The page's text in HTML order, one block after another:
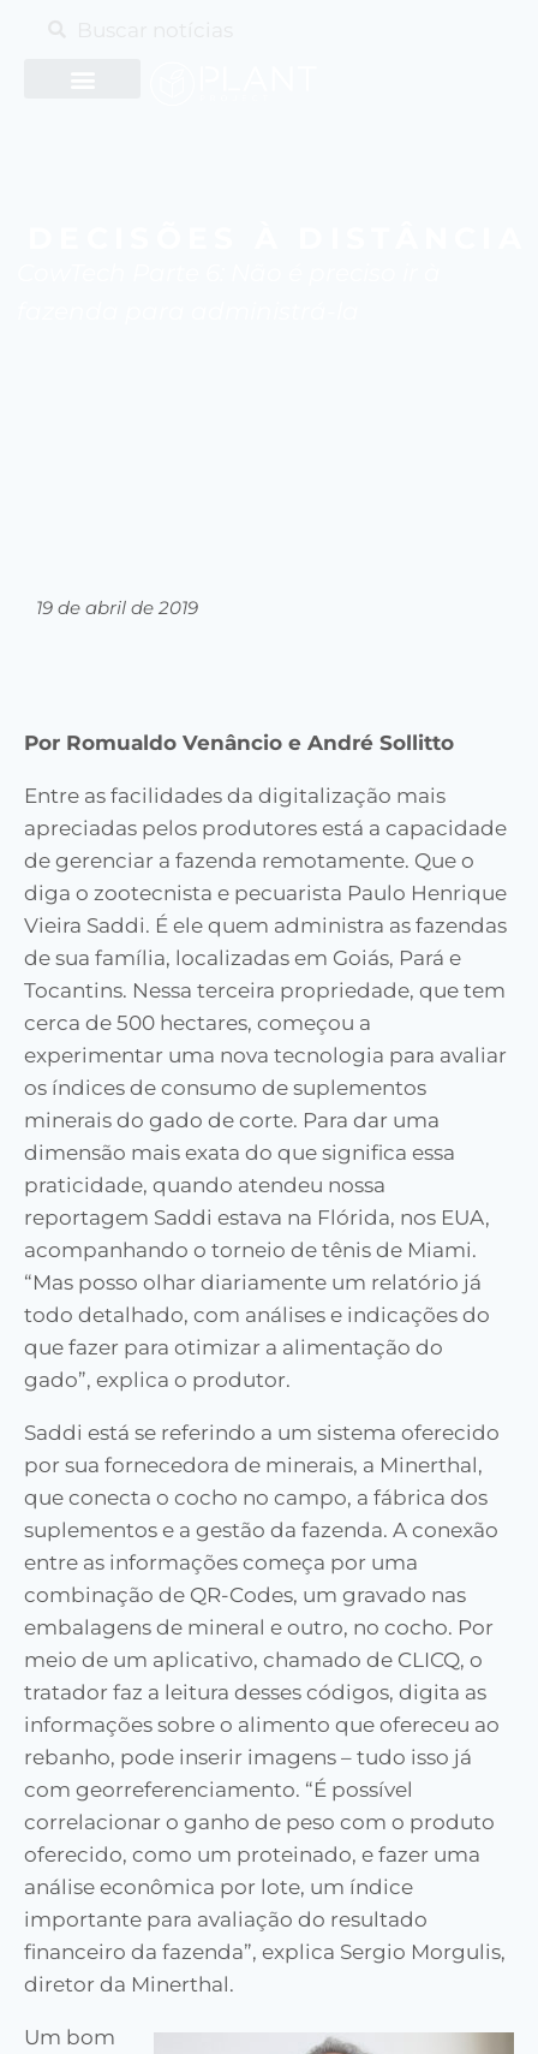
19 de abril de 2019
Por Romualdo Venâncio e André Sollitto
Entre as facilidades da digitalização mais
apreciadas pelos produtores está a capacidade
de gerenciar a fazenda remotamente. Que o
diga o zootecnista e pecuarista Paulo Henrique
Vieira Saddi. É ele quem administra as fazendas
de sua família, localizadas em Goiás, Pará e
Tocantins. Nessa terceira propriedade, que tem
cerca de 500 hectares, começou a
experimentar uma nova tecnologia para avaliar
os índices de consumo de suplementos
minerais do gado de corte. Para dar uma
dimensão mais exata do que significa essa
praticidade, quando atendeu nossa
reportagem Saddi estava na Flórida, nos EUA,
acompanhando o torneio de tênis de Miami.
“Mas posso olhar diariamente um relatório já
todo detalhado, com análises e indicações do
que fazer para otimizar a alimentação do
gado”, explica o produtor.
Saddi está se referindo a um sistema oferecido
por sua fornecedora de minerais, a Minerthal,
que conecta o cocho no campo, a fábrica dos
suplementos e a gestão da fazenda. A conexão
entre as informações começa por uma
combinação de QR-Codes, um gravado nas
embalagens de mineral e outro, no cocho. Por
meio de um aplicativo, chamado de CLICQ, o
tratador faz a leitura desses códigos, digita as
informações sobre o alimento que ofereceu ao
rebanho, pode inserir imagens – tudo isso já
com georreferenciamento. “É possível
correlacionar o ganho de peso com o produto
oferecido, como um proteinado, e fazer uma
análise econômica por lote, um índice
importante para avaliação do resultado
financeiro da fazenda”, explica Sergio Morgulis,
diretor da Minerthal.
Um bom